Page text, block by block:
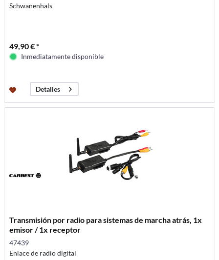
Schwanenhals
49,90 € *
Inmediatamente disponible
Detalles
Transmisión por radio para sistemas de marcha atrás, 1x
emisor / 1x receptor
47439
Enlace de radio digital